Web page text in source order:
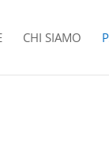
CHI SIAMO